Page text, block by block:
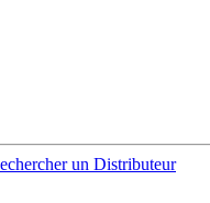
un Distributeur